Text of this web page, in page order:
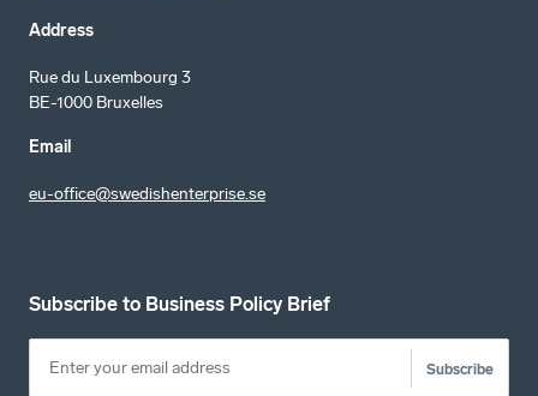
Address
Rue du Luxembourg 3
BE-1000 Bruxelles
Email
eu-office@swedishenterprise.se
Subscribe to Business Policy Brief
Subscribe